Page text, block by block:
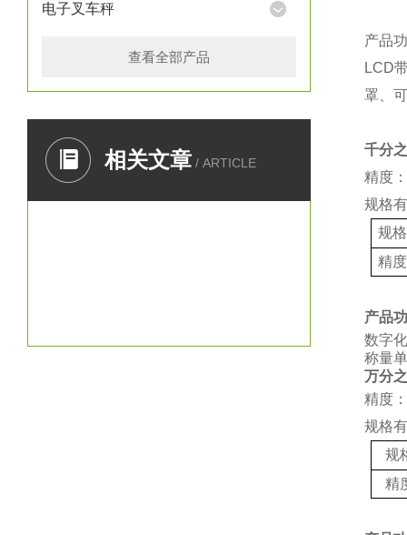
电子叉车秤
查看全部产品
相关文章 / ARTICLE
产品
LCD
罩、
千分
精度
规格
规格
精度
产品
数字
称量
万分
精度
规格
规
精